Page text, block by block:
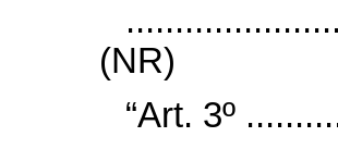
(NR)
“Art. 3º